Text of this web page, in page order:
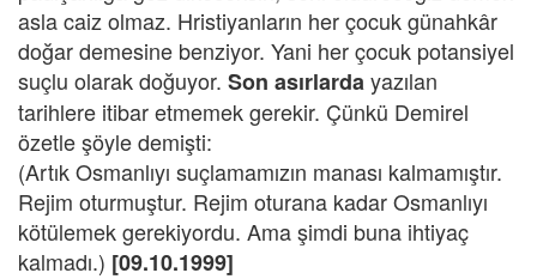
asla caiz olmaz. Hristiyanların her çocuk günahkâr
doğar demesine benziyor. Yani her çocuk potansiyel
suçlu olarak doğuyor. Son asırlardayazılan
tarihlere itibar etmemek gerekir. Çünkü Demirel
özetle şöyle demişti:
(Artık Osmanlıyı suçlamamızın manası kalmamıştır.
Rejim oturmuştur. Rejim oturana kadar Osmanlıyı
kötülemek gerekiyordu. Ama şimdi buna ihtiyaç
kalmadı.) [09.10.1999]